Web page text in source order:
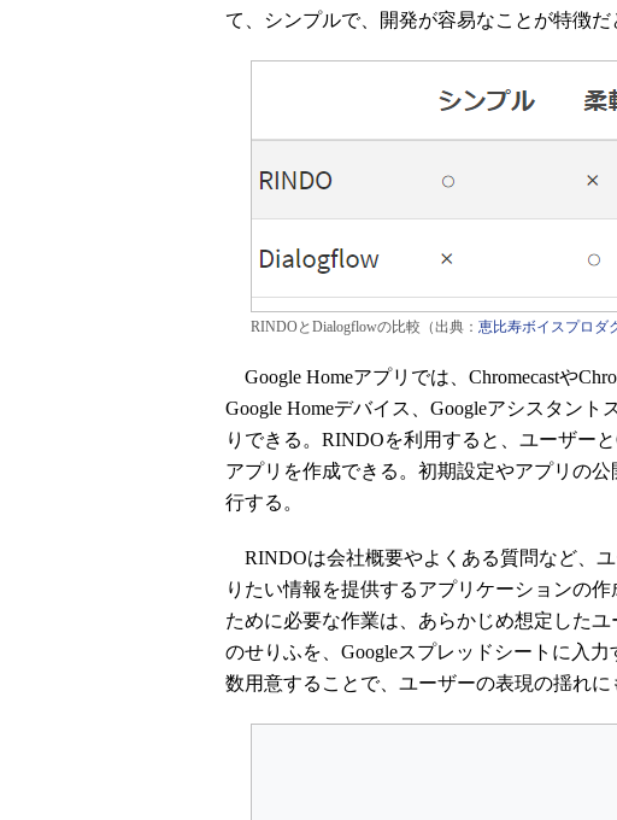
て、シンプルで、開発が容易なことが特徴だ
RINDOとDialogflowの比較（出典： 恵比寿ボイスプロダ
Google Homeアプリでは、Chromecastや
Google Homeデバイス、Googleアシスタン
りできる。RINDOを利用すると、ユーザー
アプリを作成できる。初期設定やアプリの
行する。
RINDOは会社概要やよくある質問など、
りたい情報を提供するアプリケーションの
ために必要な作業は、あらかじめ想定した
のせりふを、Googleスプレッドシートに入
数用意することで、ユーザーの表現の揺れに